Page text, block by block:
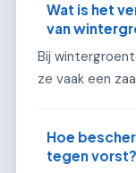
Wat is het
van
Bij
ze vaak een
Hoe
tegen vorst?